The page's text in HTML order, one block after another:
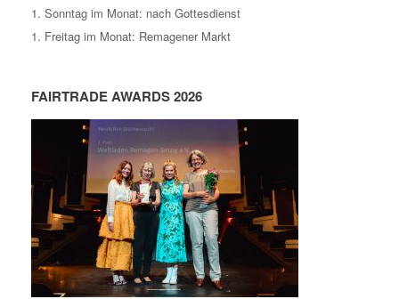
1. Sonntag im Monat: nach Gottesdienst
1. Freitag im Monat: Remagener Markt
FAIRTRADE AWARDS 2026